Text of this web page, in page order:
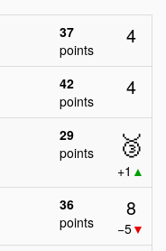
37
points
4
42
points
4
29
points
🥉
+1 ▲
36
points
8
−5▼